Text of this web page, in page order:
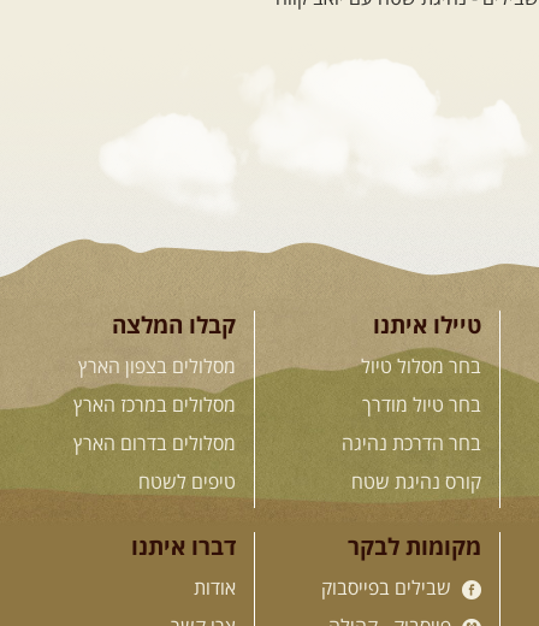
26.08-02.09.2026 - גאורגיה,
המגדלים של הקווקז
הקווקז הגבוה מחכה לכם: נתיבי שטח
מרהיבים, פסגות מושלגות, אירוח ...
[המשך]
בין רכס הקווקז הנמוך לגבוה, בין נהרות
שוצפים למעברי הרים ...
לכל המסעות בעולם
. הדרכות נהיגה .
21.08.2026 שישי- קורס נהיגת
שטח בקבוצה
טיילו איתנו
בחר מסלול טיול
בחר טיול מודרך
בחר הדרכת נהיגה
קורס נהיגת שטח
קבלו המלצה
מסלולים בצפון הארץ
מסלולים במרכז הארץ
מסלולים בדרום הארץ
טיפים לשטח
מקומות לבקר
שבילים בפייסבוק
דברו איתנו
אודות